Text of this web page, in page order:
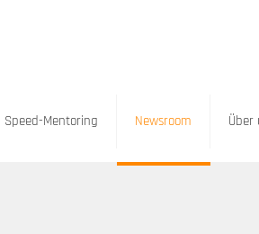
Speed-Mentoring Newsroom Über